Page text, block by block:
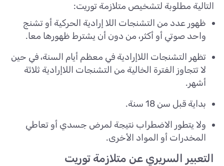
التالية مطلوبة لتشخيص متلازمة توريت:
ظهور عدد من التشنجات اللا إرادية الحركية أو تشنج
واحد صوتي أو أكثر، من دون أن يشترط ظهورها معا.
تظهر التشنجات اللاإرادية في معظم أيام السنة، في حين
لا تتجاوز الفترة الخالية من التشنجات اللاإرادية ثلاثة
أشهر.
بداية قبل سن 18 سنة.
ولا يتطور الاضطراب نتيجة لمرض جسدي أو تعاطي
المخدرات أو المواد الأخرى.
التعبير السريري عن متلازمة توريت